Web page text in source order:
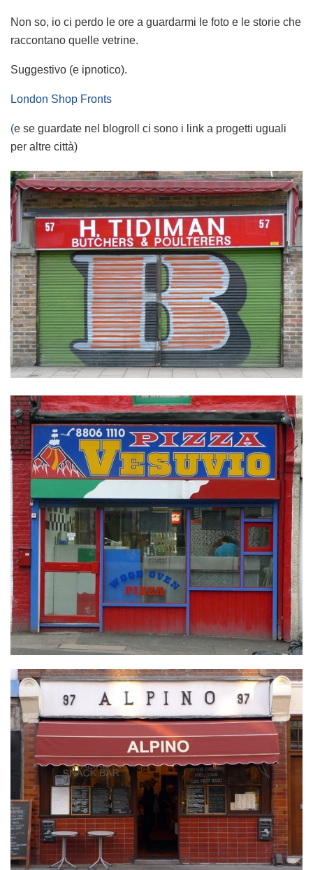
Non so, io ci perdo le ore a guardarmi le foto e le storie che
raccontano quelle vetrine.
Suggestivo (e ipnotico).
London Shop Fronts
(e se guardate nel blogroll ci sono i link a progetti uguali
per altre città)